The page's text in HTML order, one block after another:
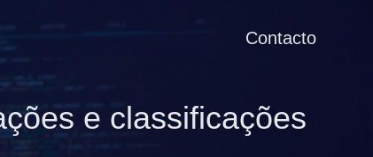
Contacto
e classificações